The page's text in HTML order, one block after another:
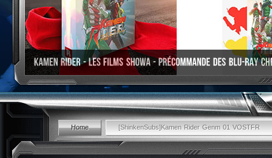
Home [ShinkenSubs]Kamen Rider Genm 01 VOSTFR